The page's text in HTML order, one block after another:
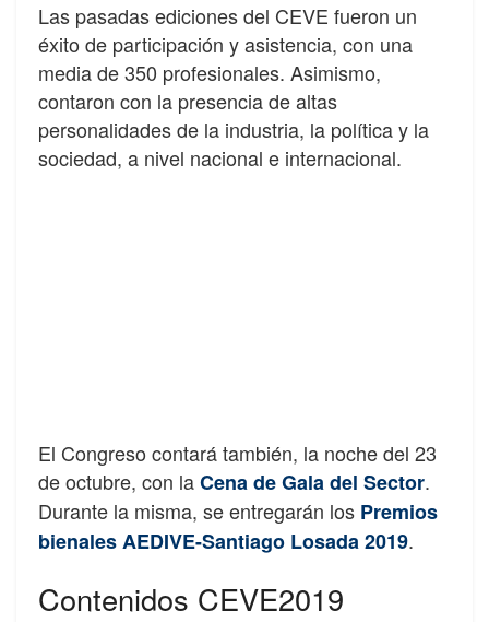
Las pasadas ediciones del CEVE fueron un
éxito de participación y asistencia, con una
media de 350 profesionales. Asimismo,
contaron con la presencia de altas
personalidades de la industria, la política y la
sociedad, a nivel nacional e internacional.
El Congreso contará también, la noche del 23
de octubre, con laCena de Gala del Sector.
Durante la misma, se entregarán los Premios
bienales AEDIVE-Santiago Losada 2019.
Contenidos CEVE2019